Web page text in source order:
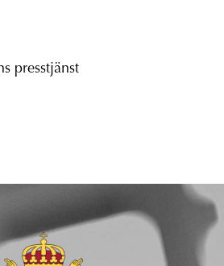
presstjänst